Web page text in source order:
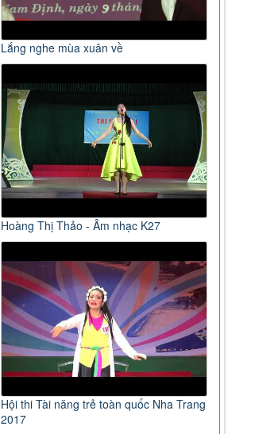
Lắng nghe mùa xuân về
Hoàng Thị Thảo - Âm nhạc K27
Hội thi Tài năng trẻ toàn quốc Nha Trang
2017